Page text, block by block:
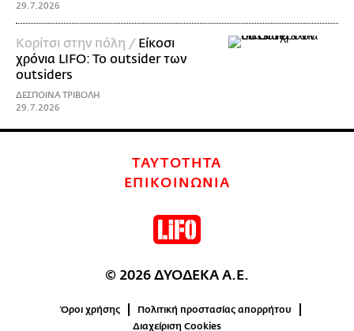
29.7.2026
Κορίτσι στην πόλη / Είκοσι
χρόνια LIFO: To outsider των
οutsiders
ΔΕΣΠΟΙΝΑ ΤΡΙΒΟΛΗ
29.7.2026
ΤΑΥΤΟΤΗΤΑ
ΕΠΙΚΟΙΝΩΝΙΑ
© 2026 ΔΥΟΔΕΚΑ Α.Ε.
Όροι χρήσης
Πολιτική προστασίας απορρήτου
Διαχείριση Cookies